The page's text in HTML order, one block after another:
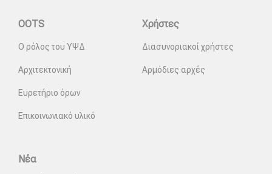
OOTS
Ο ρόλος του ΥΨΔ
Αρχιτεκτονική
Ευρετήριο όρων
Επικοινωνιακό υλικό
Χρήστες
Διασυνοριακοί χρήστες
Αρμόδιες αρχές
Νέα